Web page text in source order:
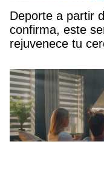
Deporte a partir
confirma, este
rejuvenece tu